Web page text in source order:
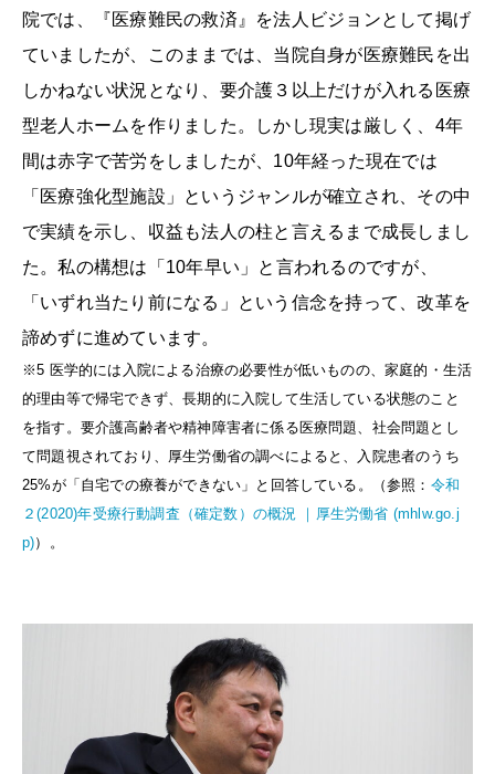
院では、『医療難民の救済』を法人ビジョンとして掲げ
ていましたが、このままでは、当院自身が医療難民を出
しかねない状況となり、要介護３以上だけが入れる医療
型老人ホームを作りました。しかし現実は厳しく、4年
間は赤字で苦労をしましたが、10年経った現在では
「医療強化型施設」というジャンルが確立され、その中
で実績を示し、収益も法人の柱と言えるまで成長しまし
た。私の構想は「10年早い」と言われるのですが、
「いずれ当たり前になる」という信念を持って、改革を
諦めずに進めています。
※5 医学的には入院による治療の必要性が低いものの、家庭的・生活
的理由等で帰宅できず、長期的に入院して生活している状態のこと
を指す。要介護高齢者や精神障害者に係る医療問題、社会問題とし
て問題視されており、厚生労働省の調べによると、入院患者のうち
25%が「自宅での療養ができない」と回答している。（参照： 令和
２(2020)年受療行動調査（確定数）の概況 ｜厚生労働省 (mhlw.go.j
p)）。